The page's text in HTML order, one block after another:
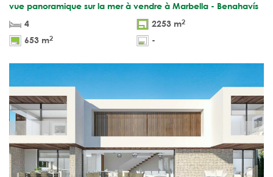
vue panoramique sur la mer à vendre à Marbella - Benahavís
4
2253 m2
653 m2 -